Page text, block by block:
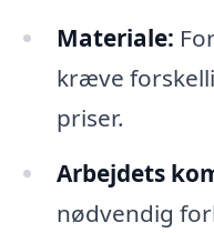
Materiale:
kræve
priser.
Arbejdets
nødvendig